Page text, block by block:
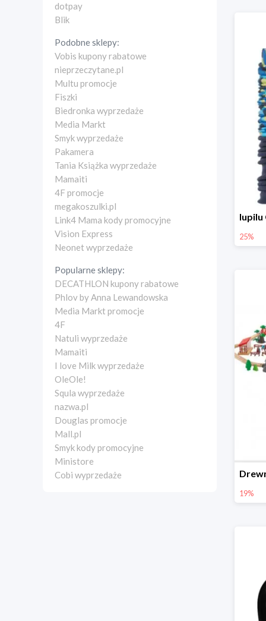
dotpay
Blik
Podobne sklepy:
Vobis kupony rabatowe
nieprzeczytane.pl
Multu promocje
Fiszki
Biedronka wyprzedaże
Media Markt
Smyk wyprzedaże
Pakamera
Tania Książka wyprzedaże
Mamaiti
4F promocje
megakoszulki.pl
Link4 Mama kody promocyjne
Vision Express
Neonet wyprzedaże
Popularne sklepy:
DECATHLON kupony rabatowe
Phlov by Anna Lewandowska
Media Markt promocje
4F
Natuli wyprzedaże
Mamaiti
I love Milk wyprzedaże
OleOle!
Squla wyprzedaże
nazwa.pl
Douglas promocje
Mall.pl
Smyk kody promocyjne
Ministore
Cobi wyprzedaże
25%
19%